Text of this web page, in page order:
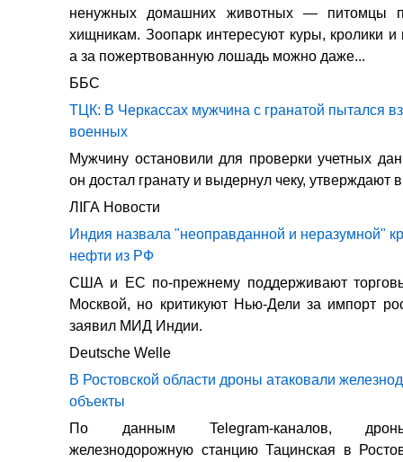
ненужных домашних животных — питомцы
хищникам. Зоопарк интересуют куры, кролики и
а за пожертвованную лошадь можно даже...
ББС
ТЦК: В Черкассах мужчина с гранатой пытался
военных
Мужчину остановили для проверки учетных
он достал гранату и выдернул чеку, утверждают
ЛIГА Новости
Индия назвала "неоправданной и неразумной"
нефти из РФ
США и ЕС по-прежнему поддерживают
Москвой, но критикуют Нью-Дели за импорт
заявил МИД Индии.
Deutsche Welle
В Ростовской области дроны атаковали
объекты
По данным Telegram-каналов,
железнодорожную станцию Тацинская в